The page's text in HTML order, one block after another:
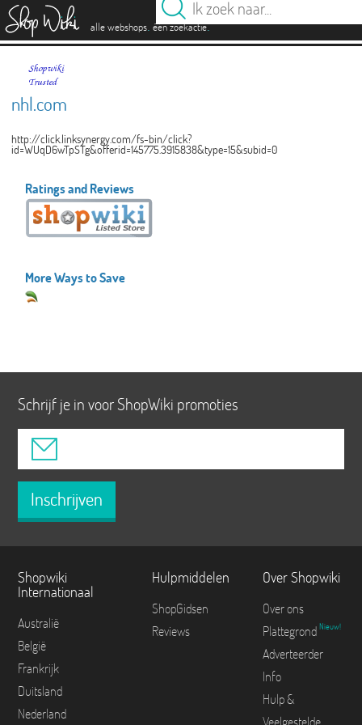
alle webshops. één zoekactie.
nhl.com
http://click.linksynergy.com/fs-bin/click?
id=WUqD6wTpSTg&offerid=145775.3915838&type=15&subid=0
Ratings and Reviews
More Ways to Save
Schrijf je in voor ShopWiki promoties
Inschrijven
Shopwiki
Internationaal
Australië
België
Frankrijk
Duitsland
Nederland
Hulpmiddelen
ShopGidsen
Reviews
Over Shopwiki
Over ons
Plattegrond Nieuw!
Adverteerder
Info
Hulp &
Veelgestelde